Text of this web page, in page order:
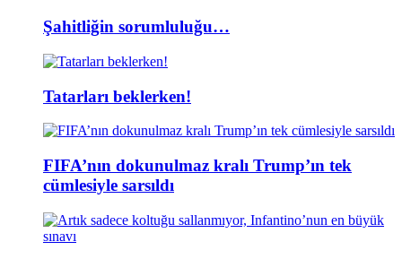
Şahitliğin sorumluluğu…
Tatarları beklerken!
FIFA’nın dokunulmaz kralı Trump’ın tek
cümlesiyle sarsıldı